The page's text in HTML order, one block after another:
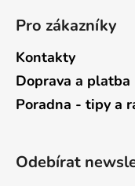
Pro zákazníky
Kontakty
Doprava a platba
Poradna - tipy a
Odebírat